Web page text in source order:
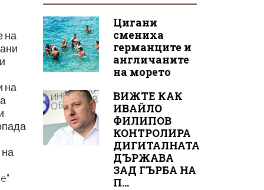
на
на
Цигани
смениха
германците и
англичаните
на морето
ВИЖТЕ КАК
ИВАЙЛО
ФИЛИПОВ
КОНТРОЛИРА
ДИГИТАЛНАТА
ДЪРЖАВА
ЗАД ГЪРБА НА
П...